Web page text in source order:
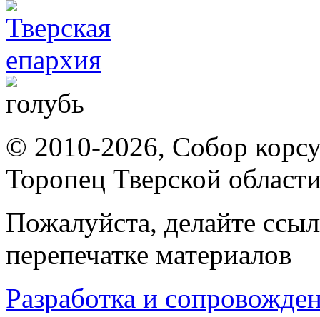
© 2010-2026, Собор
Торопец Тверской
Пожалуйста, делайте
перепечатке материалов
Разработка и